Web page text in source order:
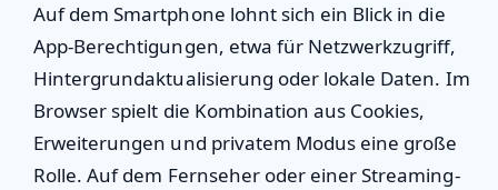
Auf dem Smartphone lohnt sich ein Blick in die
App-Berechtigungen, etwa für Netzwerkzugriff,
Hintergrundaktualisierung oder lokale Daten. Im
Browser spielt die Kombination aus Cookies,
Erweiterungen und privatem Modus eine große
Rolle. Auf dem Fernseher oder einer Streaming-